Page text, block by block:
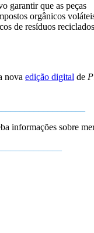
garantir que as peças
orgânicos
de resíduos
nova edição digital de
informações sobre